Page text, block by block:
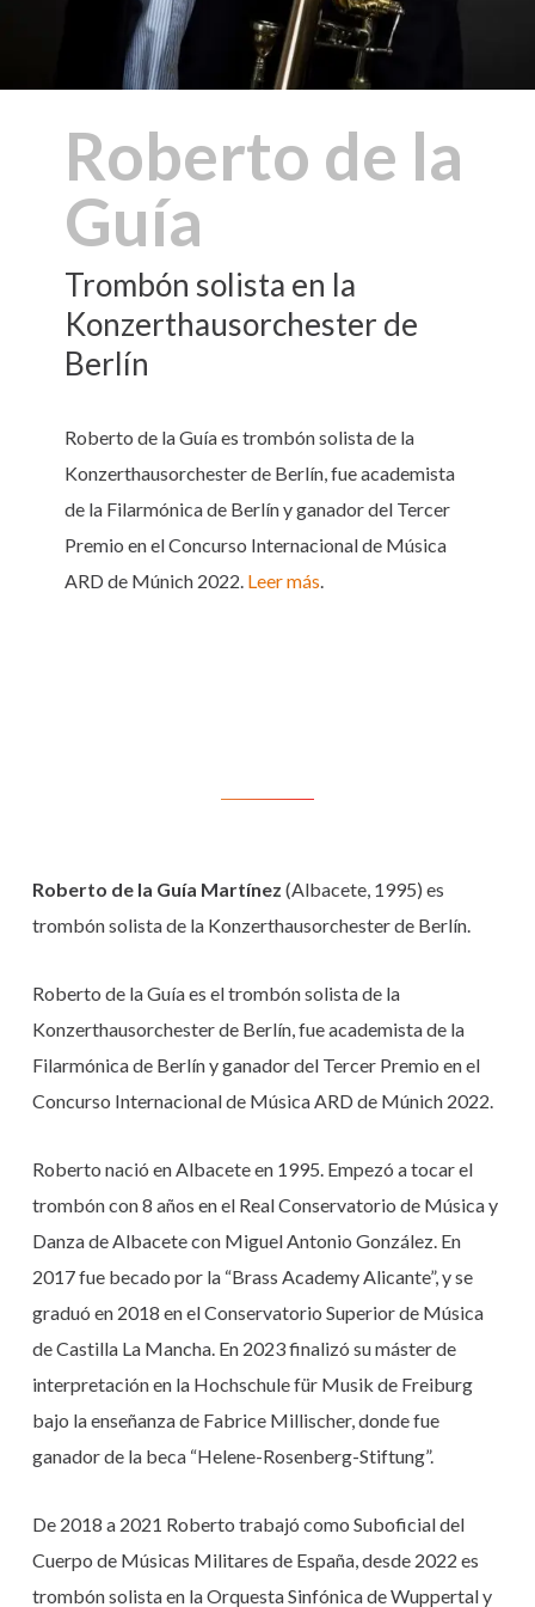
Roberto de la
Guía
Trombón solista en la
Konzerthausorchester de
Berlín
Roberto de la Guía es trombón solista de la
Konzerthausorchester de Berlín, fue academista
de la Filarmónica de Berlín y ganador del Tercer
Premio en el Concurso Internacional de Música
ARD de Múnich 2022. Leer más.
Roberto de la Guía Martínez (Albacete, 1995) es
trombón solista de la Konzerthausorchester de Berlín.
Roberto de la Guía es el trombón solista de la
Konzerthausorchester de Berlín, fue academista de la
Filarmónica de Berlín y ganador del Tercer Premio en el
Concurso Internacional de Música ARD de Múnich 2022.
Roberto nació en Albacete en 1995. Empezó a tocar el
trombón con 8 años en el Real Conservatorio de Música y
Danza de Albacete con Miguel Antonio González. En
2017 fue becado por la “Brass Academy Alicante”, y se
graduó en 2018 en el Conservatorio Superior de Música
de Castilla La Mancha. En 2023 finalizó su máster de
interpretación en la Hochschule für Musik de Freiburg
bajo la enseñanza de Fabrice Millischer, donde fue
ganador de la beca “Helene-Rosenberg-Stiftung”.
De 2018 a 2021 Roberto trabajó como Suboficial del
Cuerpo de Músicas Militares de España, desde 2022 es
trombón solista en la Orquesta Sinfónica de Wuppertal y